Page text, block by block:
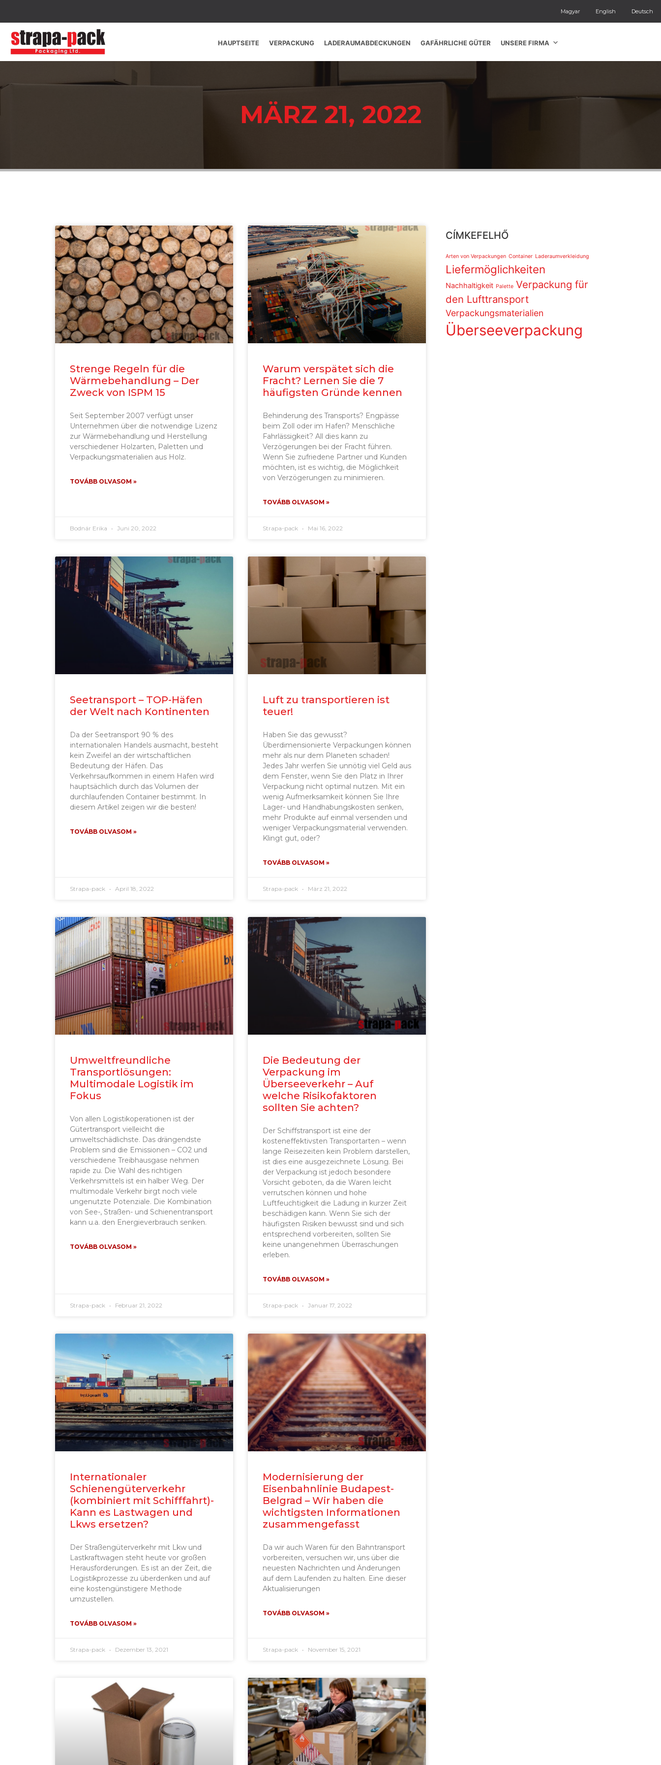
Magyar English Deutsch
HAUPTSEITE VERPACKUNG LADERAUMABDECKUNGEN GAFÄHRLICHE GÜTER UNSERE FIRMA
MÄRZ 21, 2022
Strenge Regeln für die
Wärmebehandlung – Der
Zweck von ISPM 15
Seit September 2007 verfügt unser
Unternehmen über die notwendige Lizenz
zur Wärmebehandlung und Herstellung
verschiedener Holzarten, Paletten und
Verpackungsmaterialien aus Holz.
TOVÁBB OLVASOM »
Bodnár Erika Juni 20, 2022
Warum verspätet sich die
Fracht? Lernen Sie die 7
häufigsten Gründe kennen
Behinderung des Transports? Engpässe
beim Zoll oder im Hafen? Menschliche
Fahrlässigkeit? All dies kann zu
Verzögerungen bei der Fracht führen.
Wenn Sie zufriedene Partner und Kunden
möchten, ist es wichtig, die Möglichkeit
von Verzögerungen zu minimieren.
TOVÁBB OLVASOM »
Strapa-pack Mai 16, 2022
Seetransport – TOP-Häfen
der Welt nach Kontinenten
Da der Seetransport 90 % des
internationalen Handels ausmacht, besteht
kein Zweifel an der wirtschaftlichen
Bedeutung der Häfen. Das
Verkehrsaufkommen in einem Hafen wird
hauptsächlich durch das Volumen der
durchlaufenden Container bestimmt. In
diesem Artikel zeigen wir die besten!
TOVÁBB OLVASOM »
Strapa-pack April 18, 2022
Luft zu transportieren ist
teuer!
Haben Sie das gewusst?
Überdimensionierte Verpackungen können
mehr als nur dem Planeten schaden!
Jedes Jahr werfen Sie unnötig viel Geld aus
dem Fenster, wenn Sie den Platz in Ihrer
Verpackung nicht optimal nutzen. Mit ein
wenig Aufmerksamkeit können Sie Ihre
Lager- und Handhabungskosten senken,
mehr Produkte auf einmal versenden und
weniger Verpackungsmaterial verwenden.
Klingt gut, oder?
TOVÁBB OLVASOM »
Strapa-pack März 21, 2022
Umweltfreundliche
Transportlösungen:
Multimodale Logistik im
Fokus
Von allen Logistikoperationen ist der
Gütertransport vielleicht die
umweltschädlichste. Das drängendste
Problem sind die Emissionen – CO2 und
verschiedene Treibhausgase nehmen
rapide zu. Die Wahl des richtigen
Verkehrsmittels ist ein halber Weg. Der
multimodale Verkehr birgt noch viele
ungenutzte Potenziale. Die Kombination
von See-, Straßen- und Schienentransport
kann u.a. den Energieverbrauch senken.
TOVÁBB OLVASOM »
Strapa-pack Februar 21, 2022
Die Bedeutung der
Verpackung im
Überseeverkehr – Auf
welche Risikofaktoren
sollten Sie achten?
Der Schiffstransport ist eine der
kosteneffektivsten Transportarten – wenn
lange Reisezeiten kein Problem darstellen,
ist dies eine ausgezeichnete Lösung. Bei
der Verpackung ist jedoch besondere
Vorsicht geboten, da die Waren leicht
verrutschen können und hohe
Luftfeuchtigkeit die Ladung in kurzer Zeit
beschädigen kann. Wenn Sie sich der
häufigsten Risiken bewusst sind und sich
entsprechend vorbereiten, sollten Sie
keine unangenehmen Überraschungen
erleben.
TOVÁBB OLVASOM »
Strapa-pack Januar 17, 2022
Internationaler
Schienengüterverkehr
(kombiniert mit Schifffahrt)-
Kann es Lastwagen und
Lkws ersetzen?
Der Straßengüterverkehr mit Lkw und
Lastkraftwagen steht heute vor großen
Herausforderungen. Es ist an der Zeit, die
Logistikprozesse zu überdenken und auf
eine kostengünstigere Methode
umzustellen.
TOVÁBB OLVASOM »
Strapa-pack Dezember 13, 2021
Modernisierung der
Eisenbahnlinie Budapest-
Belgrad – Wir haben die
wichtigsten Informationen
zusammengefasst
Da wir auch Waren für den Bahntransport
vorbereiten, versuchen wir, uns über die
neuesten Nachrichten und Änderungen
auf dem Laufenden zu halten. Eine dieser
Aktualisierungen
TOVÁBB OLVASOM »
Strapa-pack November 15, 2021
CÍMKEFELHŐ
Arten von Verpackungen Container Laderaumverkleidung
Liefermöglichkeiten
Nachhaltigkeit Palette Verpackung für
den Lufttransport
Verpackungsmaterialien
Überseeverpackung